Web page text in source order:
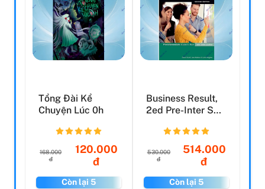
Tổng Đài Kể
Chuyện Lúc 0h
168.000
đ
120.000
đ
Còn lại 5
Business Result,
2ed Pre-Inter SB
Prac...
530.000
đ
514.000
đ
Còn lại 5